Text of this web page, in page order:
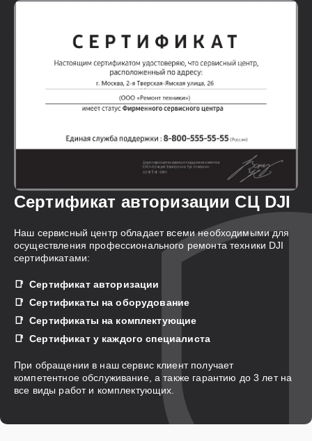
Сертификат авторизации СЦ DJI
Наш сервисный центр обладает всеми необходимыми для
осуществления профессионального ремонта техники DJI
сертификатами:
Сертификат авторизации
Сертификаты на оборудование
Сертификаты на комплектующие
Сертификат у каждого специалиста
При обращении в наш сервис клиент получает
компетентное обслуживание, а также гарантию до 3 лет на
все виды работ и комплектующих.